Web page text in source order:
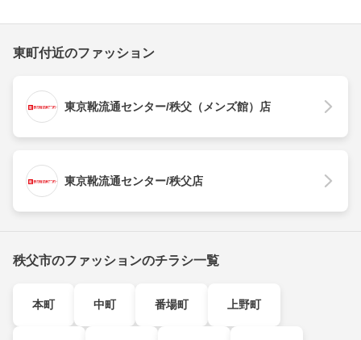
東町付近のファッション
東京靴流通センター/秩父（メンズ館）店
東京靴流通センター/秩父店
秩父市のファッションのチラシ一覧
本町 中町 番場町 上野町